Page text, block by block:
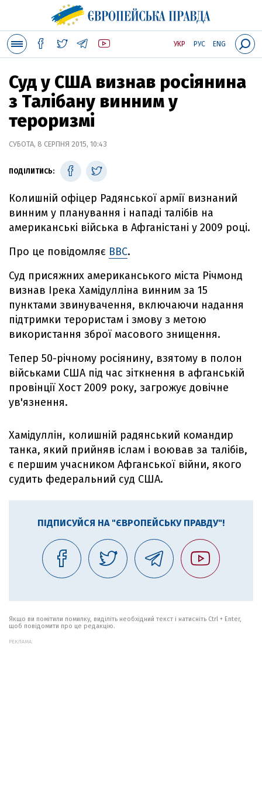
УКР РУС ENG
Суд у США визнав росіянина
з Талібану винним у
тероризмі
СУБОТА, 8 СЕРПНЯ 2015, 10:43
ПОДІЛИТИСЬ:
Колишній офіцер Радянської армії визнаний
винним у планування і нападі талібів на
американські війська в Афганістані у 2009 році.
Про це повідомляє ВВС.
Суд присяжних американського міста Річмонд
визнав Ірека Хамідулліна винним за 15
пунктами звинувачення, включаючи надання
підтримки терористам і змову з метою
використання зброї масового знищення.
Тепер 50-річному росіянину, взятому в полон
військами США під час зіткнення в афганській
провінції Хост 2009 року, загрожує довічне
ув'язнення.
Хамідуллін, колишній радянський командир
танка, який прийняв іслам і воював за талібів,
є першим учасником Афганської війни, якого
судить федеральний суд США.
ПІДПИСУЙСЯ НА "ЄВРОПЕЙСЬКУ ПРАВДУ"!
Якщо ви помітили помилку, виділіть необхідний текст і натисніть Ctrl + Enter,
щоб повідомити про це редакцію.
РЕКЛАМА: